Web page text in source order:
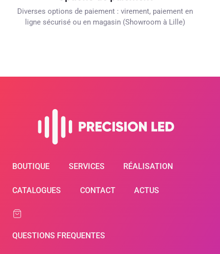
Diverses options de paiement : virement, paiement en
ligne sécurisé ou en magasin (Showroom à Lille)
BOUTIQUE SERVICES RÉALISATION
CATALOGUES CONTACT ACTUS
QUESTIONS FREQUENTES